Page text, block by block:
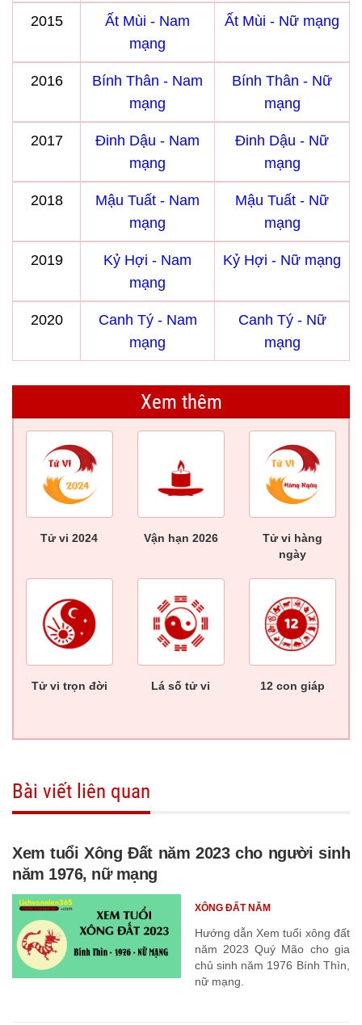
2015
Ất Mùi - Nam
mạng
Ất Mùi - Nữ mạng
2016
Bính Thân - Nam
mạng
Bính Thân - Nữ
mạng
2017
Đinh Dậu - Nam
mạng
Đinh Dậu - Nữ
mạng
2018
Mậu Tuất - Nam
mạng
Mậu Tuất - Nữ
mạng
2019
Kỷ Hợi - Nam
mạng
Kỷ Hợi - Nữ mạng
2020
Canh Tý - Nam
mạng
Canh Tý - Nữ
mạng
Xem thêm
Tử vi 2024 Vận hạn 2026
Tử vi hàng
ngày
Tử vi trọn đời Lá số tử vi 12 con giáp
Bài viết liên quan
Xem tuổi Xông Đất năm 2023 cho người sinh
năm 1976, nữ mạng
Hướng dẫn Xem tuổi xông đất
năm 2023 Quý Mão cho gia
chủ sinh năm 1976 Bính Thìn,
nữ mạng.
XÔNG ĐẤT NĂM